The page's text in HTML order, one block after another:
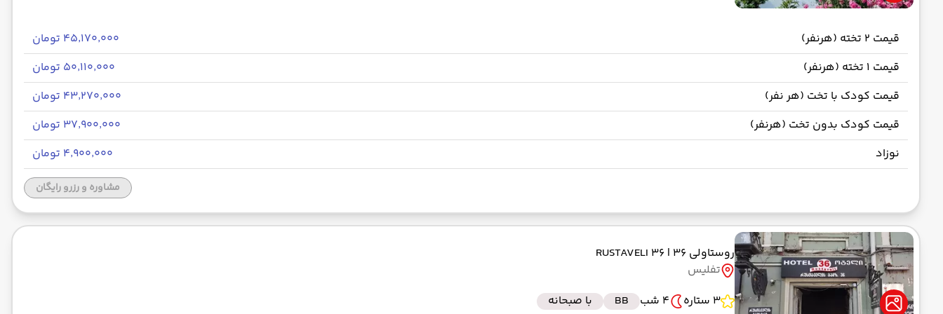
قیمت 2 تخته (هرنفر)
۴۵٬۱۷۰٬۰۰۰ تومان
قیمت 1 تخته (هرنفر)
۵۰٬۱۱۰٬۰۰۰ تومان
قیمت کودک با تخت (هر نفر)
۴۳٬۲۷۰٬۰۰۰ تومان
قیمت کودک بدون تخت (هرنفر)
۳۷٬۹۰۰٬۰۰۰ تومان
نوزاد
۴٬۹۰۰٬۰۰۰ تومان
مشاوره و رزرو رایگان
روستاولی 36
| RUSTAVELI 36
تفلیس
3 ستاره
4 شب BB با صبحانه